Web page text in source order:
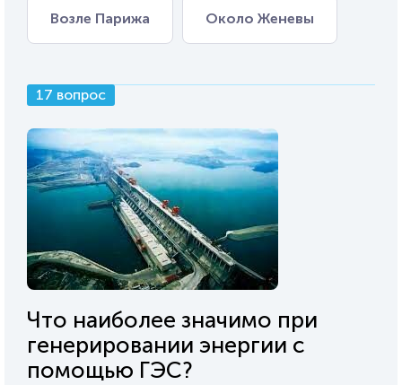
Возле Парижа Около Женевы
17 вопрос
Что наиболее значимо при
генерировании энергии с
помощью ГЭС?